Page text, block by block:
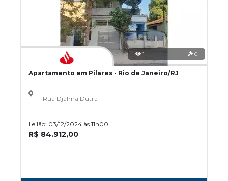
1 0
Apartamento em Pilares - Rio de Janeiro/RJ
Rua Djalma Dutra
Leilão: 03/12/2024 às 11h00
R$ 84.912,00